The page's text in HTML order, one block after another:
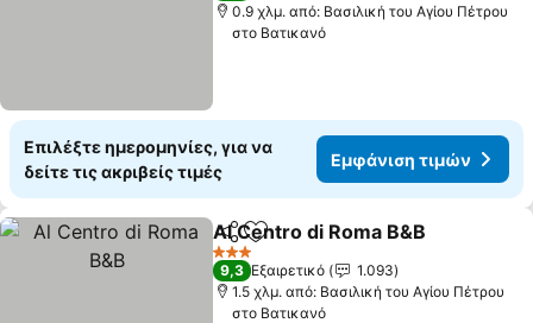
0.9 χλμ. από: Βασιλική του Αγίου Πέτρου
στο Βατικανό
Επιλέξτε ημερομηνίες, για να
δείτε τις ακριβείς τιμές
Εμφάνιση τιμών
Κοινοποίηση
Προσθήκη στα αγαπημένα
Al Centro di Roma B&B
3 Αστέρια
9,3 Εξαιρετικό
1.093
1.5 χλμ. από: Βασιλική του Αγίου Πέτρου
στο Βατικανό